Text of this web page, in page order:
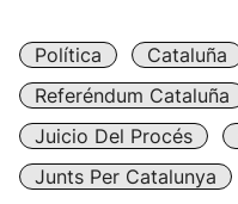
Política Cataluña
Referéndum Cataluña
Juicio Del Procés
Junts Per Catalunya